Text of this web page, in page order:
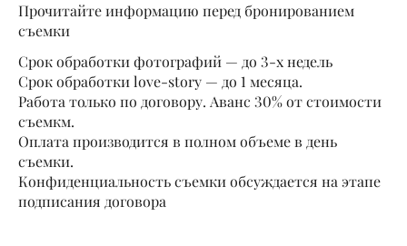
Прочитайте информацию перед бронированием
съемки
Срок обработки фотографий — до 3-х недель
Срок обработки love-story — до 1 месяца.
Работа только по договору. Аванс 30% от стоимости
съемкм.
Оплата производится в полном объеме в день
съемки.
Конфиденциальность съемки обсуждается на этапе
подписания договора